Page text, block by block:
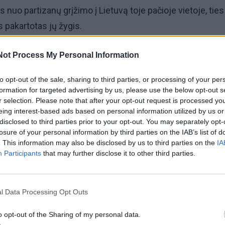
Process My Personal Information
opt-out of the sale, sharing to third parties, or processing of your
for targeted advertising by us, please use the below opt-out
selection. Please note that after your opt-out request is processed
interest-based ads based on personal information utilized by us
to third parties prior to your opt-out. You may separately
of your personal information by third parties on the IAB’s list of
This information may also be disclosed by us to third parties on the
Participants that may further disclose it to other third parties.
Data Processing Opt Outs
opt-out of the Sharing of my personal data.
nuo partizanų grįžimo į Lietuvą toje pačioje vietoje, ties
pakartotas jų žygis.
grįžo kovoti už Lietuvos laisvę po antrojo prasiveržimo
instituto, „Geležinio Vilko“ brigados Žvalgybos
atliktų šuolių parašiutu Žygaičių universaliame
centre bus skaitomas pranešimas apie J. Lukšos
„Daumanto būrys“.
naktį J. Lukša-Daumantas su Benediktu Trumpiu-
iš amerikiečių dvimotorio lėktuvo „Dakota“